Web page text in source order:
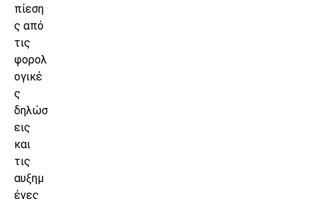
πίεση
ς από
τις
φορολ
ογικέ
ς
δηλώσ
εις
και
τις
αυξημ
ένες